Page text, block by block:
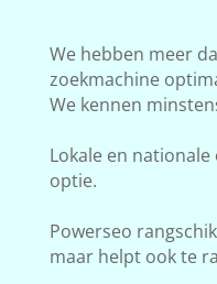
We hebben meer
zoekmachine
We kennen
Lokale en
optie.
Powerseo
maar helpt ook te